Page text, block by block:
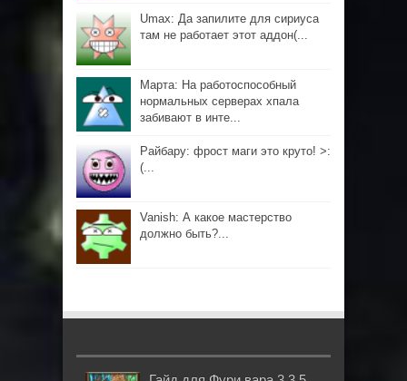
Umax: Да запилите для сириуса
там не работает этот аддон(...
Марта: На работоспособный
нормальных серверах хпала
забивают в инте...
Райбару: фрост маги это круто! >:
(...
Vanish: А какое мастерство
должно быть?...